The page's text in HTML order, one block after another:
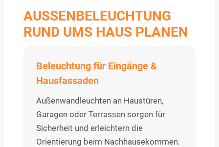
AUSSENBELEUCHTUNG R
UND UMS HAUS PLANEN
Beleuchtung für Eingänge &
Hausfassaden
Außenwandleuchten an Haustüren,
Garagen oder Terrassen sorgen für
Sicherheit und erleichtern die
Orientierung beim Nachhausekommen.